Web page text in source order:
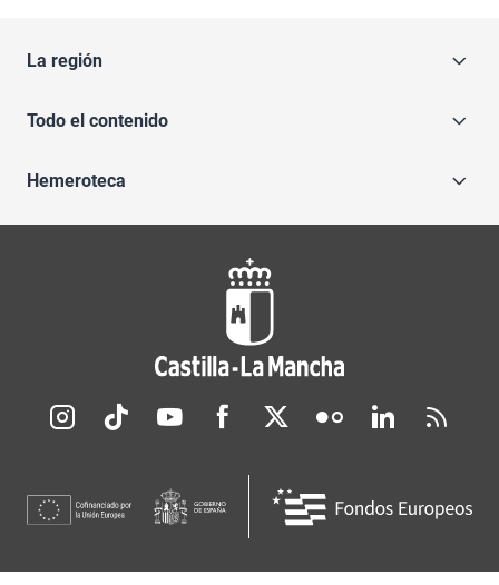
La región
Todo el contenido
Hemeroteca
Redes sociales JCCM